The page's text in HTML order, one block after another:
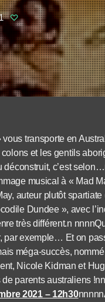
transporte en
et les gentils
c’est
musical à « Mad
auteur plutôt
Dundee », avec
très différent.n
exemple… Et on
méga-succès,
Nicole Kidman et
parents australiens
2021 – 12h30nnnnn